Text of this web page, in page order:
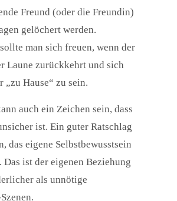
Freund (oder die Freundin)
gelöchert werden.
man sich freuen, wenn der
Laune zurückkehrt und sich
„zu Hause“ zu sein.
auch ein Zeichen sein, dass
ist. Ein guter Ratschlag
das eigene Selbstbewusstsein
Das ist der eigenen Beziehung
als unnötige